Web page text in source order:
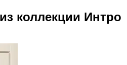
коллекции Интро